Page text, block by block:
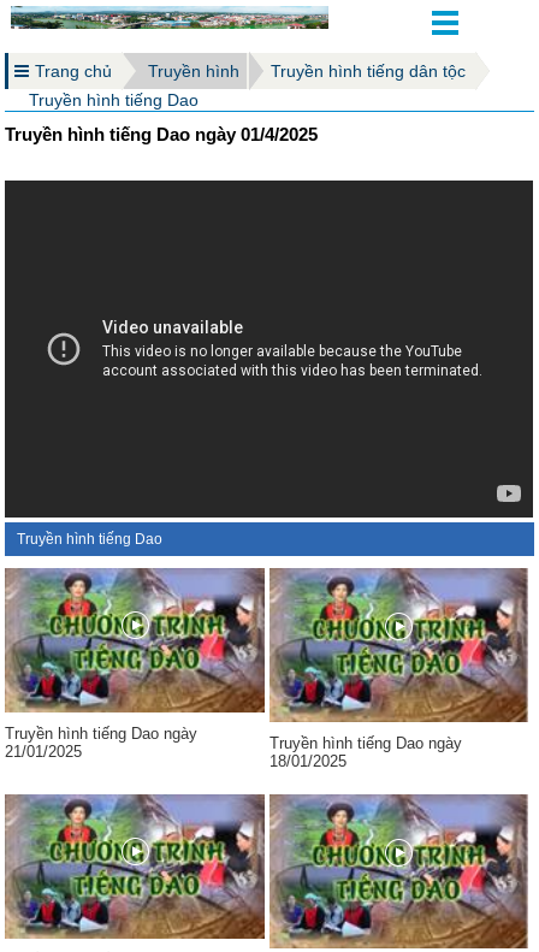
Trang chủ Truyền hình
Truyền hình tiếng dân tộc
Truyền hình tiếng Dao
Truyền hình tiếng Dao ngày 01/4/2025
Truyền hình tiếng Dao
Truyền hình tiếng Dao ngày
21/01/2025
Truyền hình tiếng Dao ngày
18/01/2025